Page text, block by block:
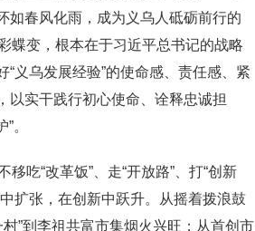
如春风化雨，成为义乌人砥砺前行的
蝶变，根本在于习近平总书记的战略
义乌发展经验”的使命感、责任感、紧
以实干践行初心使命、诠释忠诚担
。
“改革饭”、走“开放路”、打“创新
扩张，在创新中跃升。从摇着拨浪鼓
村”到李祖共富市集烟火兴旺；从首创市